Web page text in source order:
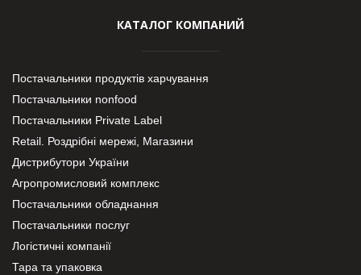
КАТАЛОГ КОМПАНИЙ
Постачальники продуктів харчування
Постачальники nonfood
Постачальники Private Label
Retail. Роздрібні мережі, Магазини
Дистрибутори України
Агропромисловий комплекс
Постачальники обладнання
Постачальники послуг
Логістичні компанії
Тара та упаковка